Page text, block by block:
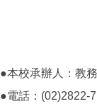
●本校承辦人：教
●電話：(02)2822-